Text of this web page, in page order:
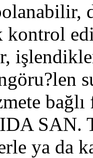
SAN.
ya da